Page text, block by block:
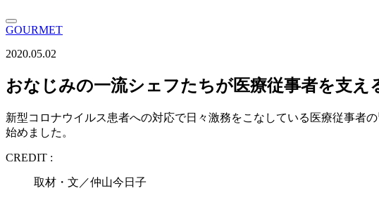
GOURMET
2020.05.02
おなじみの一流シェフたちが医療従事者を支え
新型コロナウイルス患者への対応で日々激務をこなしている医療従事者
始めました。
CREDIT :
取材・文／仲山今日子